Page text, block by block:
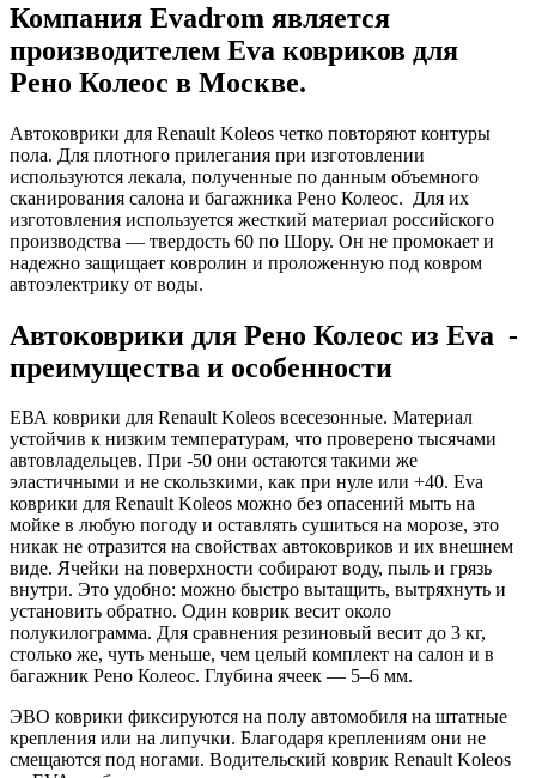
Компания Evadrom является
производителем Eva ковриков для
Рено Колеос в Москве.
Автоковрики для Renault Koleos четко повторяют контуры
пола. Для плотного прилегания при изготовлении
используются лекала, полученные по данным объемного
сканирования салона и багажника Рено Колеос. Для их
изготовления используется жесткий материал российского
производства — твердость 60 по Шору. Он не промокает и
надежно защищает ковролин и проложенную под ковром
автоэлектрику от воды.
Автоковрики для Рено Колеос из Eva -
преимущества и особенности
ЕВА коврики для Renault Koleos всесезонные. Материал
устойчив к низким температурам, что проверено тысячами
автовладельцев. При -50 они остаются такими же
эластичными и не скользкими, как при нуле или +40. Eva
коврики для Renault Koleos можно без опасений мыть на
мойке в любую погоду и оставлять сушиться на морозе, это
никак не отразится на свойствах автоковриков и их внешнем
виде. Ячейки на поверхности собирают воду, пыль и грязь
внутри. Это удобно: можно быстро вытащить, вытряхнуть и
установить обратно. Один коврик весит около
полукилограмма. Для сравнения резиновый весит до 3 кг,
столько же, чуть меньше, чем целый комплект на салон и в
багажник Рено Колеос. Глубина ячеек — 5–6 мм.
ЭВО коврики фиксируются на полу автомобиля на штатные
крепления или на липучки. Благодаря креплениям они не
смещаются под ногами. Водительский коврик Renault Koleos